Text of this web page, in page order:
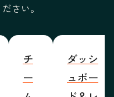
さい。
チ
ー
ダッシ
ュボー